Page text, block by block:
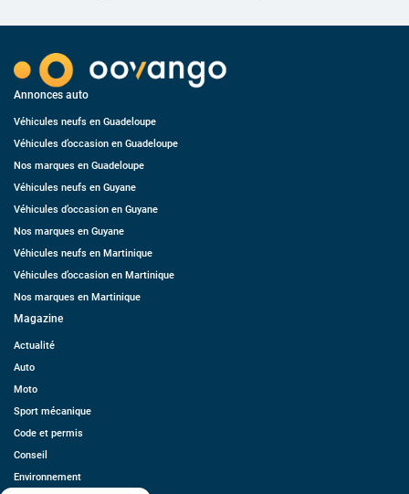
Annonces auto
Véhicules neufs en Guadeloupe
Véhicules d’occasion en Guadeloupe
Nos marques en Guadeloupe
Véhicules neufs en Guyane
Véhicules d’occasion en Guyane
Nos marques en Guyane
Véhicules neufs en Martinique
Véhicules d’occasion en Martinique
Nos marques en Martinique
Magazine
Actualité
Auto
Moto
Sport mécanique
Code et permis
Conseil
Environnement